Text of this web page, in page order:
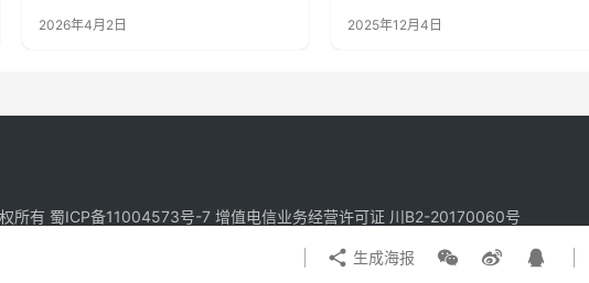
生成海报
2026年4月2日 2025年12月4日
所有 蜀ICP备11004573号-7 增值电信业务经营许可证 川B2-20170060号